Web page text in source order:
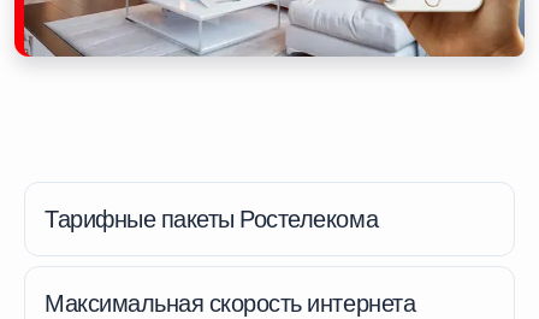
Тарифные пакеты Ростелекома
Максимальная скорость интернета